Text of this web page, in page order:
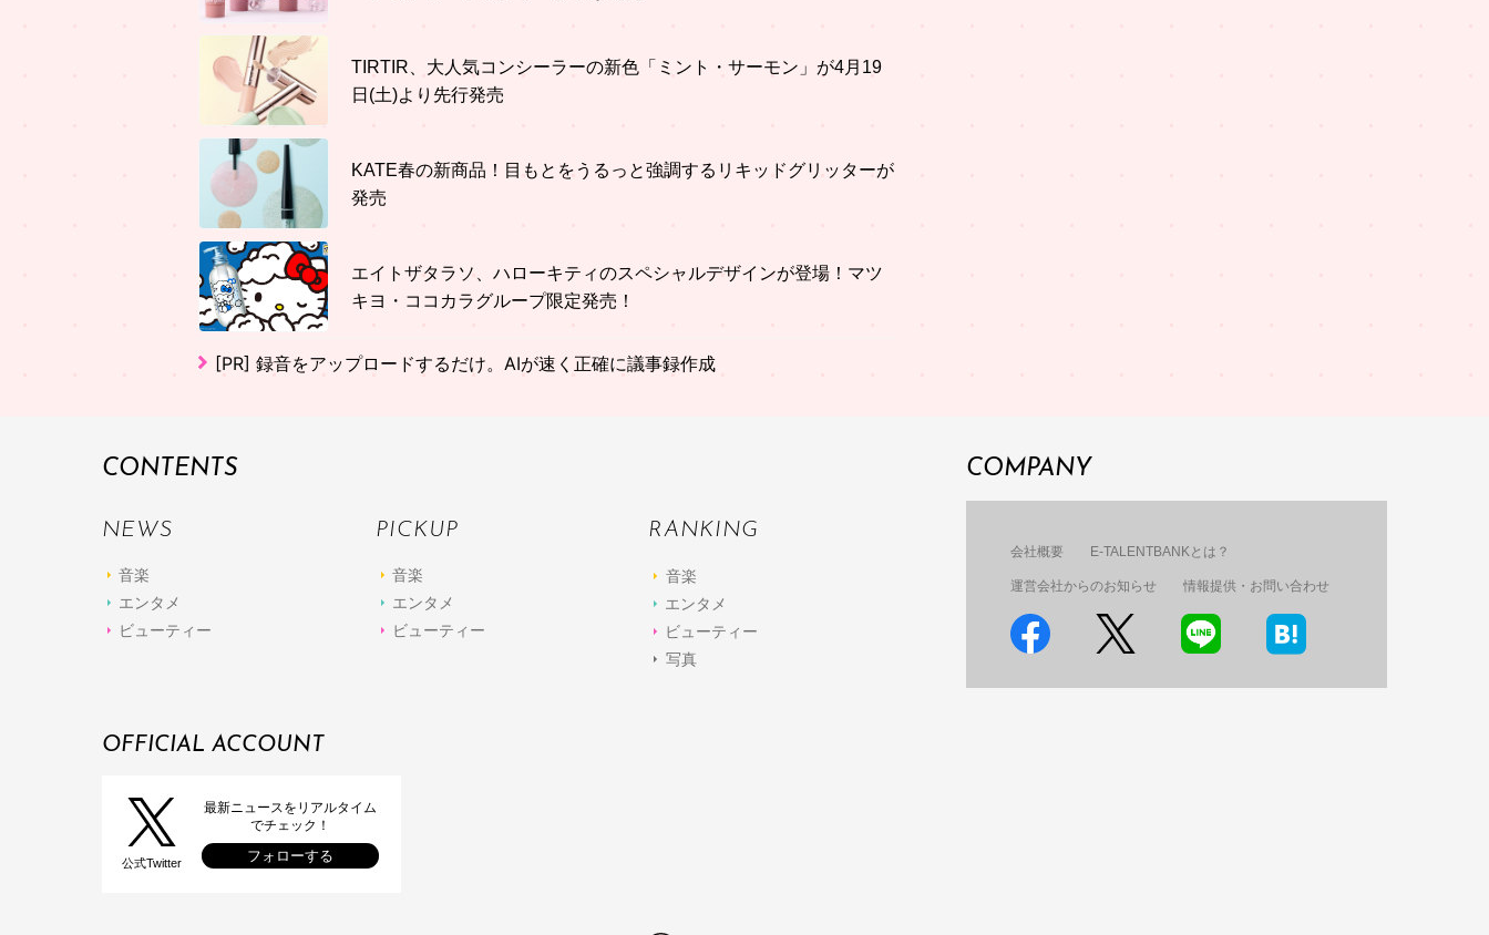
TIRTIR、大人気コンシーラーの新色「ミント・サーモン」が4月19
日(土)より先行発売
KATE春の新商品！目もとをうるっと強調するリキッドグリッターが
発売
エイトザタラソ、ハローキティのスペシャルデザインが登場！マツ
キヨ・ココカラグループ限定発売！
[PR] 録音をアップロードするだけ。AIが速く正確に議事録作成
CONTENTS
NEWS
音楽
エンタメ
ビューティー
PICKUP
音楽
エンタメ
ビューティー
RANKING
音楽
エンタメ
ビューティー
写真
COMPANY
会社概要 E-TALENTBANKとは？
運営会社からのお知らせ 情報提供・お問い合わせ
OFFICIAL ACCOUNT
公式Twitter
最新ニュースをリアルタイム
でチェック！
フォローする